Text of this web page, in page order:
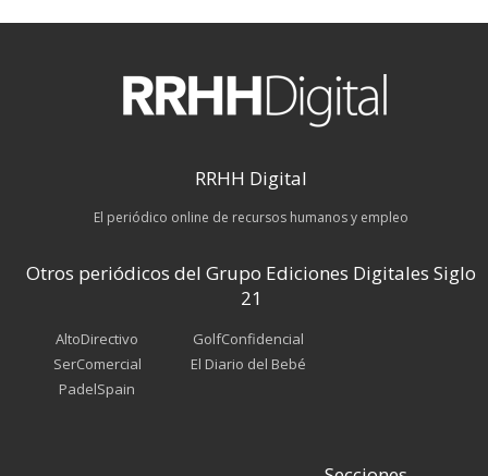
RRHH Digital
El periódico online de recursos humanos y empleo
Otros periódicos del Grupo Ediciones Digitales Siglo
21
AltoDirectivo
SerComercial
PadelSpain
GolfConfidencial
El Diario del Bebé